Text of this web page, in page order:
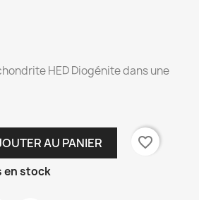
HED Diogénite dans une
AU PANIER
favorite_border
en stock